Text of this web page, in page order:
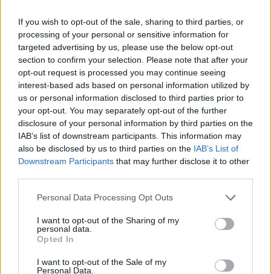
If you wish to opt-out of the sale, sharing to third parties, or
processing of your personal or sensitive information for
targeted advertising by us, please use the below opt-out
section to confirm your selection. Please note that after your
opt-out request is processed you may continue seeing
interest-based ads based on personal information utilized by
us or personal information disclosed to third parties prior to
your opt-out. You may separately opt-out of the further
disclosure of your personal information by third parties on the
IAB’s list of downstream participants. This information may
also be disclosed by us to third parties on the IAB’s List of
Downstream Participants that may further disclose it to other
Please note that this website/app uses one or more Google
not limited to your visit or usage behaviour. You may click to
grant or deny consent to Google and its third-party tags to
use your data for below specified purposes in below Google
consent section.
Personal Data Processing Opt Outs
I want to opt-out of the Sharing of my
personal data.
Opted In
I want to opt-out of the Sale of my
Personal Data.
Vezi și
Ce faci dacă te răzgândești și vrei să
anulezi nunta
Cum sa faci un narcisist nefericit
Cum sa afli dimensiunea pentru inelul
de logodna fara sa isi dea seama
6. Mare grija cum alegi fondul de ten.
Fondul de
corect. Este important sa tii cont de tipul de piele,
atunci cand il cumperi, dar si de nunta. Expertii
spun ca fondul de ten pudra ajuta la stabilizarea